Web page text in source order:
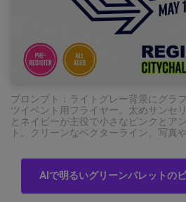
プロンプト：ライトグレー背景にグラ
ツイベント用フライヤー。太めサンセ
とネイビーが主役で小さなピンクとア
ト。クリーンなベクターライン、写真
AIで明るいグリーンパレットの